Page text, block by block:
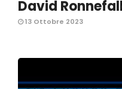
David
13 Ottobre 2023